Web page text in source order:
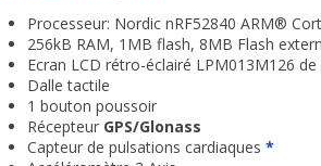
Processeur: Nordic nRF52840 ARM®
256kB RAM, 1MB flash, 8MB Flash
Ecran LCD rétro-éclairé LPM013M126
Dalle tactile
1 bouton poussoir
Récepteur GPS/Glonass
Capteur de pulsations cardiaques *